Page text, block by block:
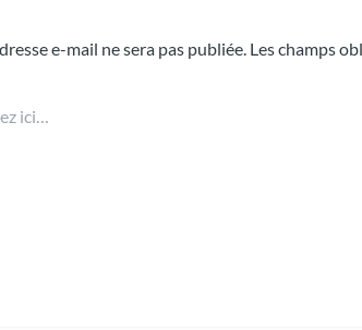
e-mail ne sera pas publiée. Les champs